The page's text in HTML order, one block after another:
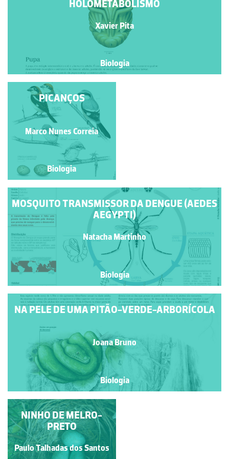
HOLOMETABOLISMO
Xavier Pita
Biologia
O CICLO DE VIDA DO
ESCARAVELHO DA
BATATA
Xavier Pita
Biologia
MOSQUITO TRANSMISSOR DA DENGUE (AEDES
AEGYPTI)
Natacha Martinho
Biologia
NA PELE DE UMA PITÃO-VERDE-ARBORÍCOLA
Joana Bruno
Biologia
PICANÇOS
Marco Nunes Correia
Biologia
FUNGOS
ASCOMYCOTA
Ivy Livingstone
NINHO DE MELRO-
PRETO
Paulo Talhadas dos Santos